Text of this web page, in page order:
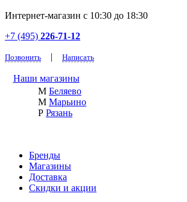
Интернет-магазин с 10:30 до 18:30
+7 (495) 226-71-12
Позвонить | Написать
Наши магазины
М Беляево
М Марьино
Р Рязань
Бренды
Магазины
Доставка
Скидки и акции